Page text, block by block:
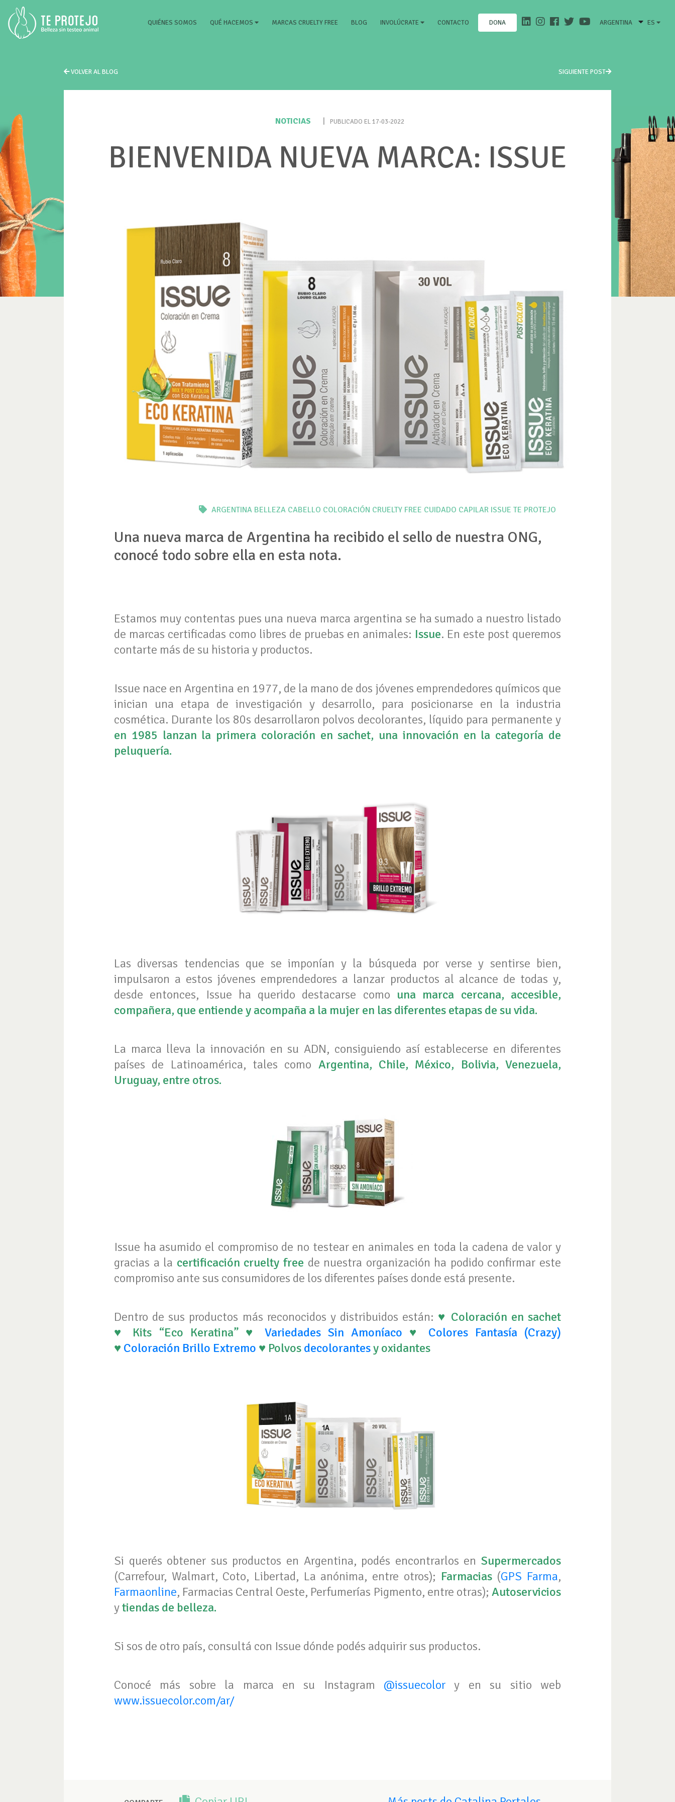
QUIÉNES SOMOS (CURRENT)
QUÉ HACEMOS MARCAS CRUELTY FREE BLOG INVOLÚCRATE CONTACTO DONA ARGENTINA ES
VOLVER AL BLOG SIGUIENTE POST
NOTICIAS PUBLICADO EL 17-03-2022
BIENVENIDA NUEVA MARCA: ISSUE
ARGENTINA BELLEZA CABELLO COLORACIÓN CRUELTY FREE CUIDADO CAPILAR ISSUE TE PROTEJO
Una nueva marca de Argentina ha recibido el sello de nuestra ONG,
conocé todo sobre ella en esta nota.
Estamos muy contentas pues una nueva marca argentina se ha sumado a nuestro listado
de marcas certificadas como libres de pruebas en animales: Issue. En este post queremos
contarte más de su historia y productos.
Issue nace en Argentina en 1977, de la mano de dos jóvenes emprendedores químicos que
inician una etapa de investigación y desarrollo, para posicionarse en la industria
cosmética. Durante los 80s desarrollaron polvos decolorantes, líquido para permanente y
en 1985 lanzan la primera coloración en sachet, una innovación en la categoría de
peluquería.
Las diversas tendencias que se imponían y la búsqueda por verse y sentirse bien,
impulsaron a estos jóvenes emprendedores a lanzar productos al alcance de todas y,
desde entonces, Issue ha querido destacarse como una marca cercana, accesible,
compañera, que entiende y acompaña a la mujer en las diferentes etapas de su vida.
La marca lleva la innovación en su ADN, consiguiendo así establecerse en diferentes
países de Latinoamérica, tales como Argentina, Chile, México, Bolivia, Venezuela,
Uruguay, entre otros.
Issue ha asumido el compromiso de no testear en animales en toda la cadena de valor y
gracias a la certificación cruelty free de nuestra organización ha podido confirmar este
compromiso ante sus consumidores de los diferentes países donde está presente.
Dentro de sus productos más reconocidos y distribuidos están: ♥ Coloración en sachet
♥ Kits “Eco Keratina” ♥ Variedades Sin Amoníaco ♥ Colores Fantasía (Crazy)
♥ Coloración Brillo Extremo ♥ Polvos decolorantesy oxidantes
Si querés obtener sus productos en Argentina, podés encontrarlos en Supermercados
(Carrefour, Walmart, Coto, Libertad, La anónima, entre otros); Farmacias(GPS Farma,
Farmaonline, Farmacias Central Oeste, Perfumerías Pigmento, entre otras); Autoservicios
ytiendas de belleza.
Si sos de otro país, consultá con Issue dónde podés adquirir sus productos.
Conocé más sobre la marca en su Instagram @issuecolor y en su sitio web
www.issuecolor.com/ar/